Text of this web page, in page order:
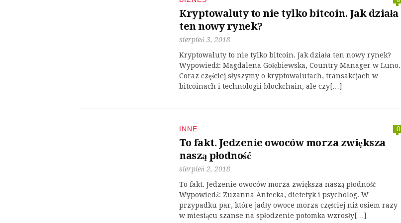
Kryptowaluty to nie tylko bitcoin. Jak działa
ten nowy rynek?
sierpień 3, 2018
Kryptowaluty to nie tylko bitcoin. Jak działa ten nowy rynek?
Wypowiedź: Magdalena Gołębiewska, Country Manager w Luno.
Coraz częściej słyszymy o kryptowalutach, transakcjach w
bitcoinach i technologii blockchain, ale czy[…]
INNE 0
To fakt. Jedzenie owoców morza zwiększa
naszą płodność
sierpień 2, 2018
To fakt. Jedzenie owoców morza zwiększa naszą płodność
Wypowiedź: Zuzanna Antecka, dietetyk i psycholog. W
przypadku par, które jadły owoce morza częściej niż osiem razy
w miesiącu szanse na spłodzenie potomka wzrosły[…]